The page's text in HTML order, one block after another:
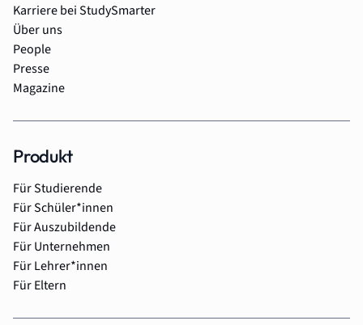
Karriere bei StudySmarter
Über uns
People
Presse
Magazine
Produkt
Für Studierende
Für Schüler*innen
Für Auszubildende
Für Unternehmen
Für Lehrer*innen
Für Eltern